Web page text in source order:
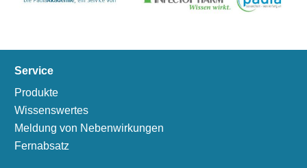
Service
Produkte
Wissenswertes
Meldung von Nebenwirkungen
Fernabsatz